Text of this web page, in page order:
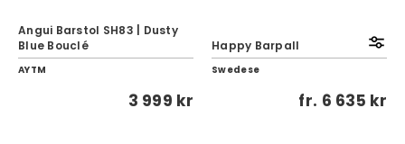
Angui Barstol SH83 | Dusty
Blue Bouclé
AYTM
3 999 kr
Happy Barpall
Swedese
fr. 6 635 kr